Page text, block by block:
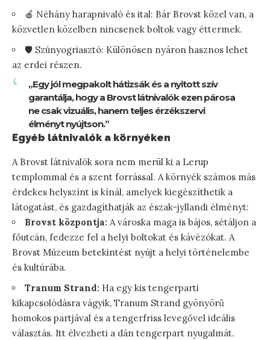
🍎 Néhány harapnivaló és ital: Bár Brovst közel van, a
közvetlen közelben nincsenek boltok vagy éttermek.
🛡️ Szúnyogriasztó: Különösen nyáron hasznos lehet
az erdei részen.
„Egy jól megpakolt hátizsák és a nyitott szív
garantálja, hogy a Brovst látnivalók ezen párosa
ne csak vizuális, hanem teljes érzékszervi
élményt nyújtson.”
Egyéb látnivalók a környéken
A Brovst látnivalók sora nem merül ki a Lerup
templommal és a szent forrással. A környék számos más
érdekes helyszínt is kínál, amelyek kiegészíthetik a
látogatást, és gazdagíthatják az észak-jyllandi élményt:
Brovst központja: A városka maga is bájos, sétáljon a
főutcán, fedezze fel a helyi boltokat és kávézókat. A
Brovst Múzeum betekintést nyújt a helyi történelembe
és kultúrába.
Tranum Strand: Ha egy kis tengerparti
kikapcsolódásra vágyik, Tranum Strand gyönyörű
homokos partjával és a tengerfriss levegővel ideális
választás. Itt élvezheti a dán tengerpart nyugalmát.